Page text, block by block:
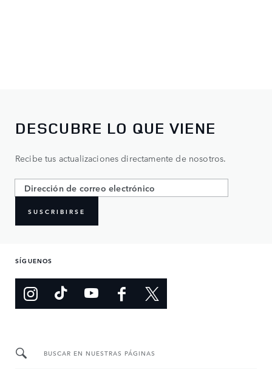
DESCUBRE LO QUE VIENE
Recibe tus actualizaciones directamente de nosotros.
SUSCRIBIRSE
SÍGUENOS
BUSCAR EN NUESTRAS PÁGINAS